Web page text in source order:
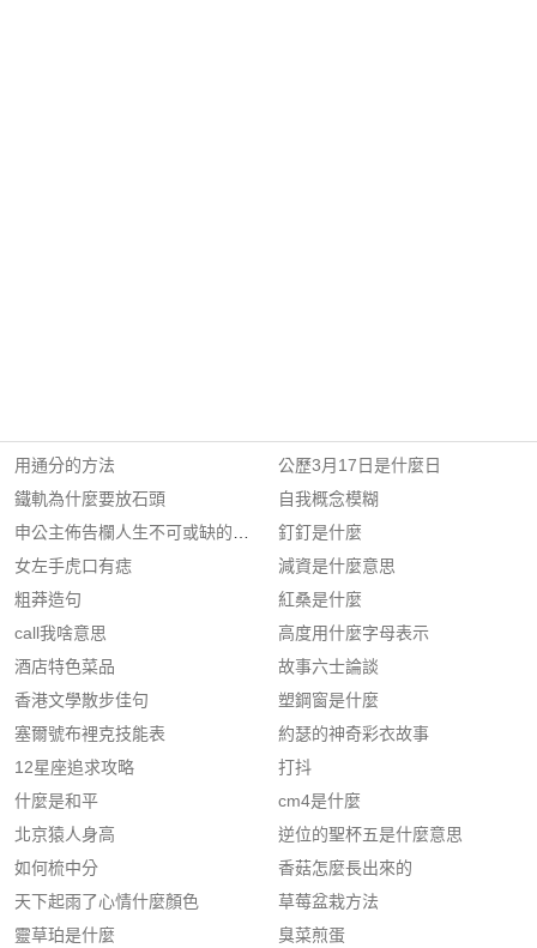
用通分的方法
鐵軌為什麼要放石頭
申公主佈告欄人生不可或缺的一個娛樂看韓劇
女左手虎口有痣
粗莽造句
call我啥意思
酒店特色菜品
香港文學散步佳句
塞爾號布裡克技能表
12星座追求攻略
什麼是和平
北京猿人身高
如何梳中分
天下起雨了心情什麼顏色
靈草珀是什麼
公歷3月17日是什麼日
自我概念模糊
釘釘是什麼
減資是什麼意思
紅桑是什麼
高度用什麼字母表示
故事六士論談
塑鋼窗是什麼
約瑟的神奇彩衣故事
打抖
cm4是什麼
逆位的聖杯五是什麼意思
香菇怎麼長出來的
草莓盆栽方法
臭菜煎蛋